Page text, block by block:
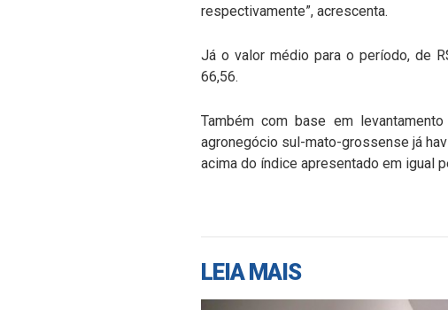
respectivamente”, acrescenta.
Já o valor médio para o período, de
66,56.
Também com base em
agronegócio sul-mato-grossense já
acima do índice apresentado em igual
LEIA MAIS